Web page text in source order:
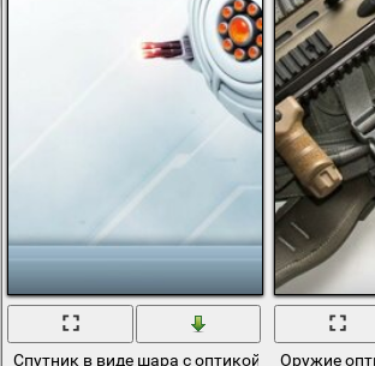
Спутник в виде шара с оптикой на гибком
Оружие